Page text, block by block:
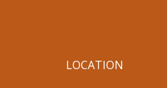
LOCATION